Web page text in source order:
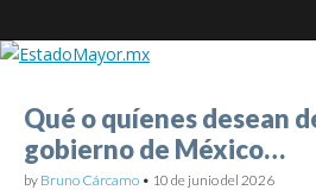
Blog de información militar y de
Qué o quíenes desean
gobierno de México…
by Bruno Cárcamo • 10 de junio del 2026